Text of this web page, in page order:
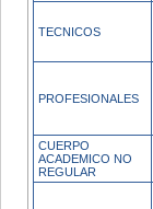
TECNICOS
PROFESIONALES
CUERPO
ACADEMICO NO
REGULAR